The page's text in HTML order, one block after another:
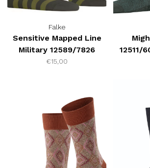
Falke
Sensitive Mapped Line
Military 12589/7826
€15,00
12511/